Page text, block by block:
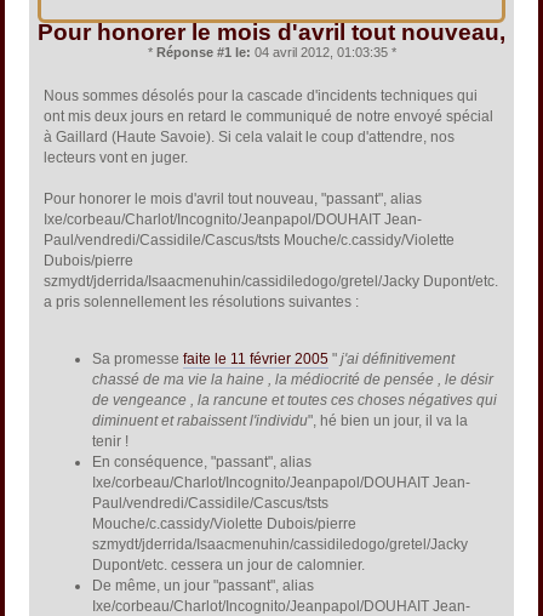
Pour honorer le mois d'avril tout nouveau,
* Réponse #1 le: 04 avril 2012, 01:03:35 *
Nous sommes désolés pour la cascade d'incidents techniques qui
ont mis deux jours en retard le communiqué de notre envoyé spécial
à Gaillard (Haute Savoie). Si cela valait le coup d'attendre, nos
lecteurs vont en juger.
Pour honorer le mois d'avril tout nouveau, "passant", alias
Ixe/corbeau/Charlot/Incognito/Jeanpapol/DOUHAIT Jean-
Paul/vendredi/Cassidile/Cascus/tsts Mouche/c.cassidy/Violette
Dubois/pierre
szmydt/jderrida/Isaacmenuhin/cassidiledogo/gretel/Jacky Dupont/etc.
a pris solennellement les résolutions suivantes :
Sa promessefaite le 11 février 2005 " j'ai définitivement
chassé de ma vie la haine , la médiocrité de pensée , le désir
de vengeance , la rancune et toutes ces choses négatives qui
diminuent et rabaissent l'individu", hé bien un jour, il va la
tenir !
En conséquence, "passant", alias
Ixe/corbeau/Charlot/Incognito/Jeanpapol/DOUHAIT Jean-
Paul/vendredi/Cassidile/Cascus/tsts
Mouche/c.cassidy/Violette Dubois/pierre
szmydt/jderrida/Isaacmenuhin/cassidiledogo/gretel/Jacky
Dupont/etc. cessera un jour de calomnier.
De même, un jour "passant", alias
Ixe/corbeau/Charlot/Incognito/Jeanpapol/DOUHAIT Jean-